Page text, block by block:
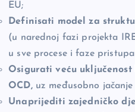
EU;
Definisati model za
(u narednoj fazi projekta
u sve procese i faze
Osigurati veću
OCD,uz međusobno jačanje
Unaprijediti zajedničko